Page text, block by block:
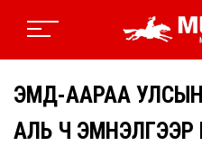
ЭМД-ААРАА
АЛЬ Ч ЭМНЭЛГЭЭР